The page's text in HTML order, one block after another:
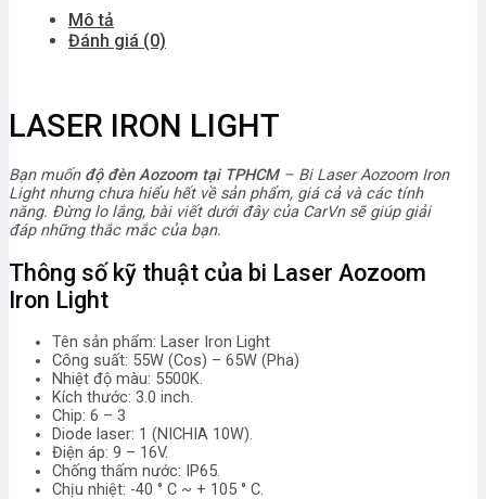
Mô tả
Đánh giá (0)
LASER IRON LIGHT
Bạn muốn độ đèn Aozoom tại TPHCM– Bi LaserAozoom Iron
Light nhưng chưa hiểu hết về sản phẩm, giá cả và các tính
năng. Đừng lo lắng, bài viết dưới đây của CarVn sẽ giúp giải
đáp những thắc mắc của bạn.
Thông số kỹ thuật của bi Laser Aozoom
Iron Light
Tên sản phẩm: Laser Iron Light
Công suất: 55W (Cos) – 65W (Pha)
Nhiệt độ màu: 5500K.
Kích thước: 3.0 inch.
Chip: 6 – 3
Diode laser: 1 (NICHIA 10W).
​Điện áp: 9 – 16V.
Chống thấm nước: IP65.
Chịu nhiệt: -40 ° C ~ + 105 ° C.